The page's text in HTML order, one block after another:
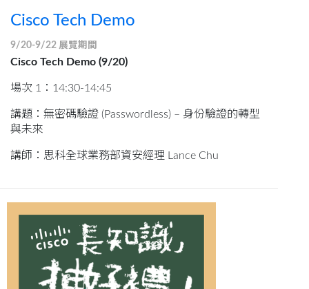
Cisco Tech Demo
9/20-9/22 展覽期間
Cisco Tech Demo (9/20)
場次 1：14:30-14:45
講題：無密碼驗證 (Passwordless) – 身份驗證的轉型
與未來
講師：思科全球業務部資安經理 Lance Chu